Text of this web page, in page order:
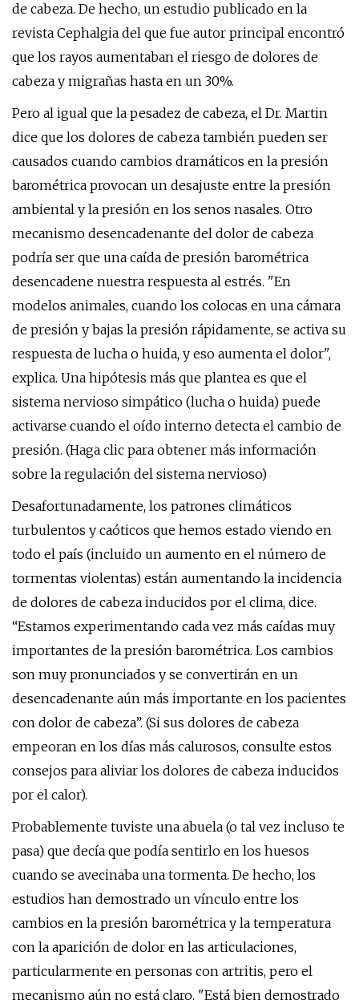
de cabeza. De hecho, un estudio publicado en la
revista Cephalgia del que fue autor principal encontró
que los rayos aumentaban el riesgo de dolores de
cabeza y migrañas hasta en un 30%.
Pero al igual que la pesadez de cabeza, el Dr. Martin
dice que los dolores de cabeza también pueden ser
causados ​​cuando cambios dramáticos en la presión
barométrica provocan un desajuste entre la presión
ambiental y la presión en los senos nasales. Otro
mecanismo desencadenante del dolor de cabeza
podría ser que una caída de presión barométrica
desencadene nuestra respuesta al estrés. "En
modelos animales, cuando los colocas en una cámara
de presión y bajas la presión rápidamente, se activa su
respuesta de lucha o huida, y eso aumenta el dolor",
explica. Una hipótesis más que plantea es que el
sistema nervioso simpático (lucha o huida) puede
activarse cuando el oído interno detecta el cambio de
presión. (Haga clic para obtener más información
sobre la regulación del sistema nervioso)
Desafortunadamente, los patrones climáticos
turbulentos y caóticos que hemos estado viendo en
todo el país (incluido un aumento en el número de
tormentas violentas) están aumentando la incidencia
de dolores de cabeza inducidos por el clima, dice.
“Estamos experimentando cada vez más caídas muy
importantes de la presión barométrica. Los cambios
son muy pronunciados y se convertirán en un
desencadenante aún más importante en los pacientes
con dolor de cabeza”. (Si sus dolores de cabeza
empeoran en los días más calurosos, consulte estos
consejos para aliviar los dolores de cabeza inducidos
por el calor).
Probablemente tuviste una abuela (o tal vez incluso te
pasa) que decía que podía sentirlo en los huesos
cuando se avecinaba una tormenta. De hecho, los
estudios han demostrado un vínculo entre los
cambios en la presión barométrica y la temperatura
con la aparición de dolor en las articulaciones,
particularmente en personas con artritis, pero el
mecanismo aún no está claro. "Está bien demostrado